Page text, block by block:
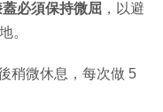
蓋必須保持微屈 ，以避
。
稍微休息，每次做 5